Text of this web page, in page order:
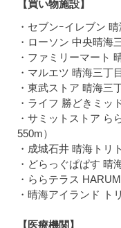
【買い物施設】
・セブンｰイレブン
・ローソン 中央晴海
・ファミリーマート
・マルエツ 晴海三丁
・東武ストア 晴海三
・ライフ 勝どきミッ
・サミットストア ら
550m）
・成城石井 晴海トリ
・どらっぐぱぱす 晴
・ららテラス
・晴海アイランド ト
【医療機関】